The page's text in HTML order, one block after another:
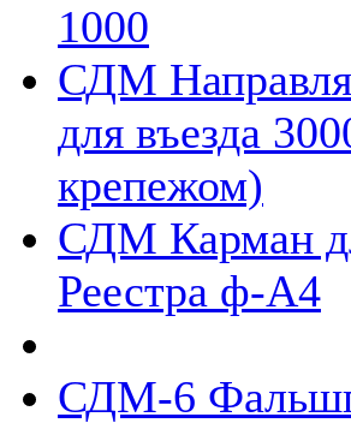
1000
СДМ
для въезда
крепежом)
СДМ Карман
Реестра ф-А4
СДМ-6